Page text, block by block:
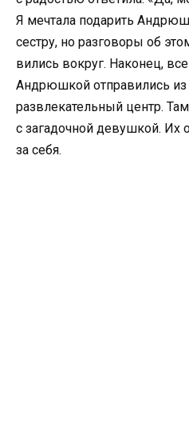
Я мечтала подарить
сестру, но разговоры об
вились вокруг. Наконец,
Андрюшкой отправились из
развлекательный центр.
с загадочной девушкой. Их
за себя.